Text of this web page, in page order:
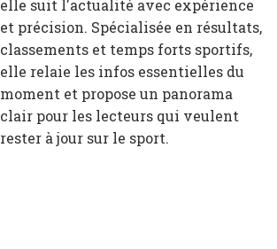
elle suit l'actualité avec expérience
et précision. Spécialisée en résultats,
classements et temps forts sportifs,
elle relaie les infos essentielles du
moment et propose un panorama
clair pour les lecteurs qui veulent
rester à jour sur le sport.